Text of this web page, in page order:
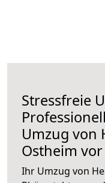
Stressfreie
Umzug von
Ostheim
Ihr Umzug von